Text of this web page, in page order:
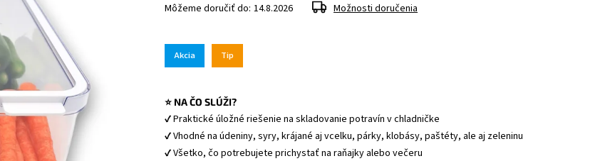
⭐ NA ČO SLÚŽI?
✔ Praktické úložné riešenie na skladovanie potravín v chladničke
✔ Vhodné na údeniny, syry, krájané aj vcelku, párky, klobásy, paštéty, ale aj zeleninu
✔ Všetko, čo potrebujete prichystať na raňajky alebo večeru
Akcia Tip
Môžeme doručiť do: 14.8.2026 Možnosti doručenia